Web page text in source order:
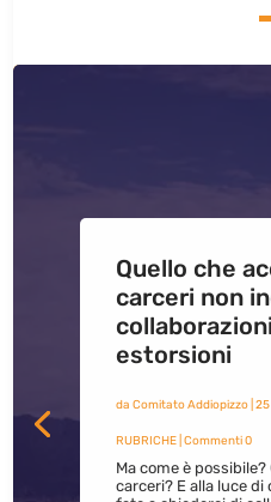
Quello che
carceri non
estorsioni
da Comitato Addiopizzo|
RUBRICHE| Commenti 0
Ma come è
carceri? E alla luce di